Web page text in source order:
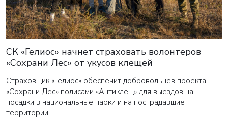
СК «Гелиос» начнет страховать волонтеров
«Сохрани Лес» от укусов клещей
Страховщик «Гелиос» обеспечит добровольцев проекта
«Сохрани Лес» полисами «Антиклещ» для выездов на
посадки в национальные парки и на пострадавшие
территории